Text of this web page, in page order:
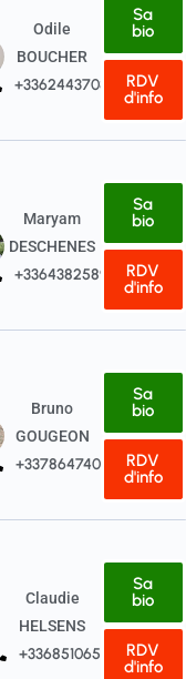
Odile
BOUCHER
+33624437080
Sa
bio
RDV
d'info
Maryam
DESCHENES
+33643825898
Sa
bio
RDV
d'info
Bruno
GOUGEON
+33786474043
Sa
bio
RDV
d'info
Claudie
HELSENS
+33685106517
Sa
bio
RDV
d'info